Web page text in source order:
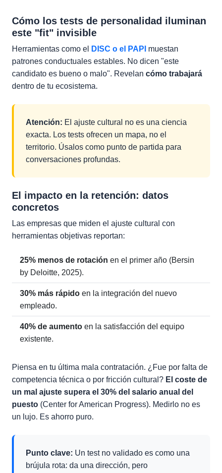
Cómo los tests de personalidad iluminan
este "fit" invisible
Herramientas como el DISC o el PAPI muestan
patrones conductuales estables. No dicen "este
candidato es bueno o malo". Revelan cómo trabajará
dentro de tu ecosistema.
Atención: El ajuste cultural no es una ciencia
exacta. Los tests ofrecen un mapa, no el
territorio. Úsalos como punto de partida para
conversaciones profundas.
El impacto en la retención: datos
concretos
Las empresas que miden el ajuste cultural con
herramientas objetivas reportan:
25% menos de rotación en el primer año (Bersin
by Deloitte, 2025).
30% más rápido en la integración del nuevo
empleado.
40% de aumento en la satisfacción del equipo
existente.
Piensa en tu última mala contratación. ¿Fue por falta de
competencia técnica o por fricción cultural? El coste de
un mal ajuste supera el 30% del salario anual del
puesto (Center for American Progress). Medirlo no es
un lujo. Es ahorro puro.
Punto clave: Un test no validado es como una
brújula rota: da una dirección, pero